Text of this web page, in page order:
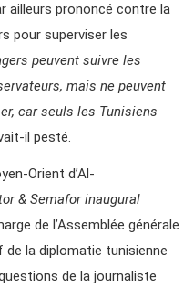
ailleurs prononcé contre la
pour superviser les
peuvent suivre les
mais ne peuvent
car seuls les Tunisiens
il pesté.
Orient d’Al-
& Semafor inaugural
de l’Assemblée générale
de la diplomatie tunisienne
de la journaliste